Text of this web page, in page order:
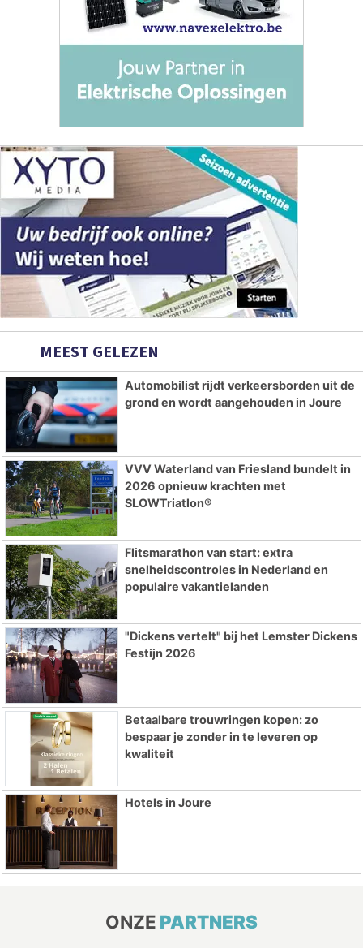
MEEST GELEZEN
Automobilist rijdt verkeersborden uit de
grond en wordt aangehouden in Joure
VVV Waterland van Friesland bundelt in
2026 opnieuw krachten met
SLOWTriatlon®
Flitsmarathon van start: extra
snelheidscontroles in Nederland en
populaire vakantielanden
"Dickens vertelt" bij het Lemster Dickens
Festijn 2026
Betaalbare trouwringen kopen: zo
bespaar je zonder in te leveren op
kwaliteit
Hotels in Joure
ONZE PARTNERS